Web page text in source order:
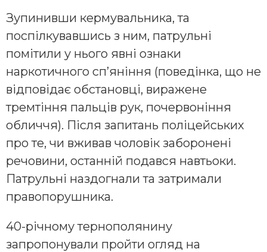
Зупинивши кермувальника, та
поспілкувавшись з ним, патрульні
помітили у нього явні ознаки
наркотичного сп’яніння (поведінка, що не
відповідає обстановці, виражене
тремтіння пальців рук, почервоніння
обличчя). Після запитань поліцейських
про те, чи вживав чоловік заборонені
речовини, останній подався навтьоки.
Патрульні наздогнали та затримали
правопорушника.
40-річному тернополянину
запропонували пройти огляд на